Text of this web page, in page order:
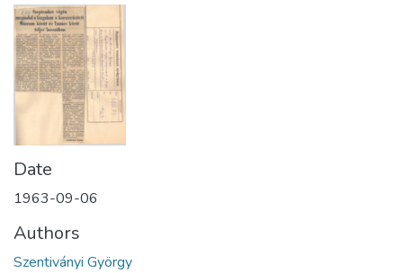
Date
1963-09-06
Authors
Szentiványi György